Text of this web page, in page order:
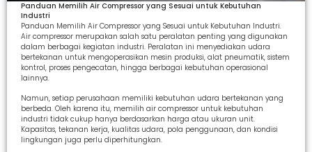
Panduan Memilih Air Compressor yang Sesuai untuk Kebutuhan
Industri
Panduan Memilih Air Compressor yang Sesuai untuk Kebutuhan Industri.
Air compressor merupakan salah satu peralatan penting yang digunakan
dalam berbagai kegiatan industri. Peralatan ini menyediakan udara
bertekanan untuk mengoperasikan mesin produksi, alat pneumatik, sistem
kontrol, proses pengecatan, hingga berbagai kebutuhan operasional
lainnya.
Namun, setiap perusahaan memiliki kebutuhan udara bertekanan yang
berbeda. Oleh karena itu, memilih air compressor untuk kebutuhan
industri tidak cukup hanya berdasarkan harga atau ukuran unit.
Kapasitas, tekanan kerja, kualitas udara, pola penggunaan, dan kondisi
lingkungan juga perlu diperhitungkan.